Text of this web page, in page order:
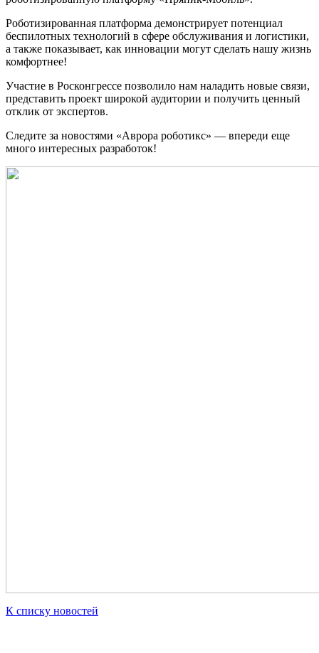
Роботизированная платформа демонстрирует потенциал
беспилотных технологий в сфере обслуживания и логистики,
а также показывает, как инновации могут сделать нашу жизнь
комфортнее!
Участие в Росконгрессе позволило нам наладить новые связи,
представить проект широкой аудитории и получить ценный
отклик от экспертов.
Следите за новостями «Аврора роботикс» — впереди еще
много интересных разработок!
К списку новостей